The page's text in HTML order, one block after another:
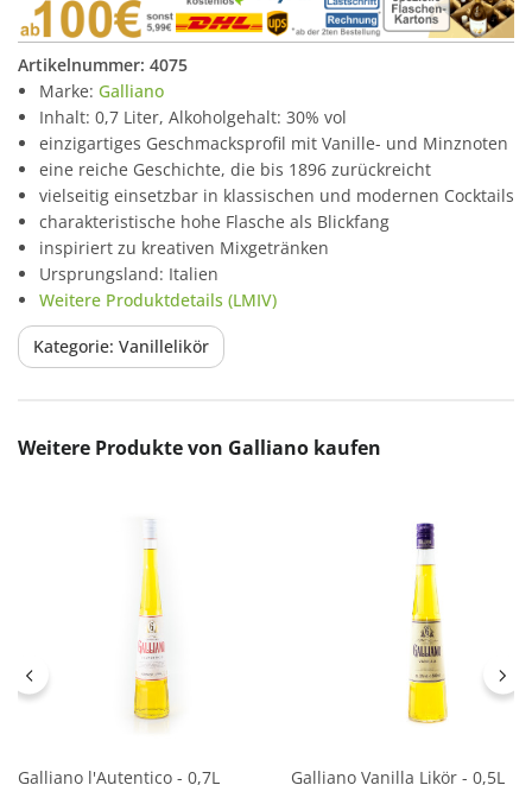
Artikelnummer: 4075
Marke: Galliano
Inhalt: 0,7 Liter, Alkoholgehalt: 30% vol
einzigartiges Geschmacksprofil mit Vanille- und Minznoten
eine reiche Geschichte, die bis 1896 zurückreicht
vielseitig einsetzbar in klassischen und modernen Cocktails
charakteristische hohe Flasche als Blickfang
inspiriert zu kreativen Mixgetränken
Ursprungsland: Italien
Weitere Produktdetails (LMIV)
Kategorie: Vanillelikör
Produktgalerie überspringen
Weitere Produkte von Galliano kaufen
Galliano l'Autentico - 0,7L
Galliano Vanilla Likör - 0,5L